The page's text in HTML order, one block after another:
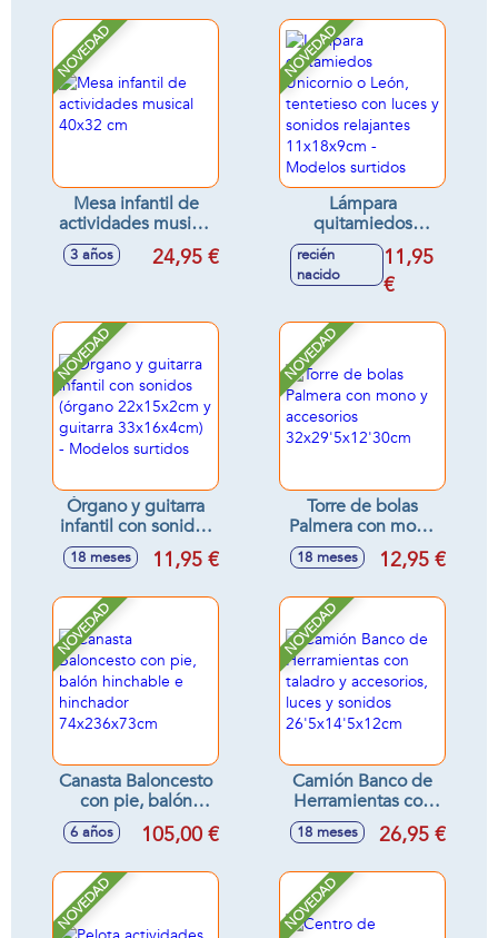
NOVEDAD
Mesa infantil de
actividades musical
40x32 cm
3 años 24,95 €
NOVEDAD
Lámpara
quitamiedos
Unicornio o León,
tentetieso con
luces y sonidos
11x18x9cm -
Modelos surtidos
recién
nacido
11,95
€
NOVEDAD
Órgano y guitarra
infantil con sonidos
(órgano
22x15x2cm y
33x16x4cm) -
Modelos surtidos
18 meses 11,95 €
NOVEDAD
Torre de bolas
Palmera con mono
y accesorios
32x29'5x12'30cm
18 meses 12,95 €
NOVEDAD
Canasta Baloncesto
con pie, balón
hinchable e
hinchador
6 años 105,00 €
NOVEDAD
Camión Banco de
Herramientas con
taladro y
accesorios, luces y
26'5x14'5x12cm
18 meses 26,95 €
NOVEDAD NOVEDAD